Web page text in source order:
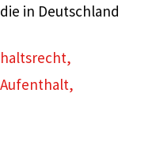
in Deutschland
,
,